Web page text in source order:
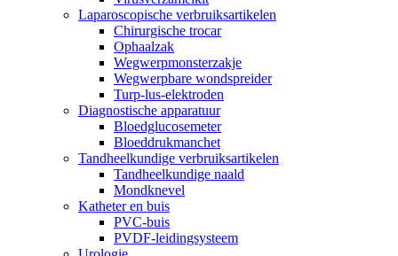
Laparoscopische verbruiksartikelen
Chirurgische trocar
Ophaalzak
Wegwerpmonsterzakje
Wegwerpbare wondspreider
Turp-lus-elektroden
Diagnostische apparatuur
Bloedglucosemeter
Bloeddrukmanchet
Tandheelkundige verbruiksartikelen
Tandheelkundige naald
Mondknevel
Katheter en buis
PVC-buis
PVDF-leidingsysteem